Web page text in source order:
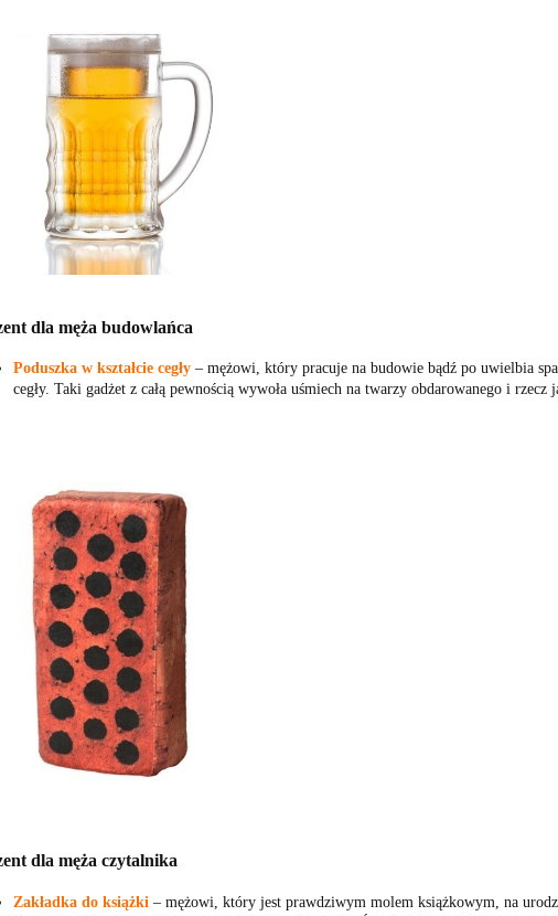
dla męża budowlańca
Poduszka w kształcie cegły ‒ mężowi, który pracuje na budowie bądź po uwielbia
cegły. Taki gadżet z całą pewnością wywoła uśmiech na twarzy obdarowanego i rzecz
dla męża czytalnika
Zakładka do książki ‒ mężowi, który jest prawdziwym molem książkowym, na